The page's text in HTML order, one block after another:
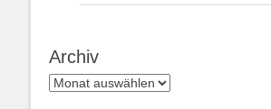
Archiv
Archiv